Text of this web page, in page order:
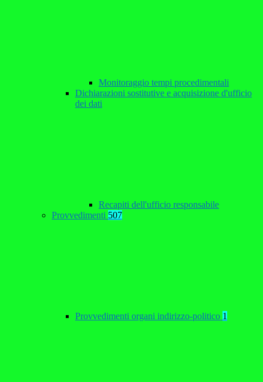
Monitoraggio tempi procedimentali
Dichiarazioni sostitutive e acquisizione d'ufficio
dei dati
Recapiti dell'ufficio responsabile
Provvedimenti 507
Provvedimenti organi indirizzo-politico 1